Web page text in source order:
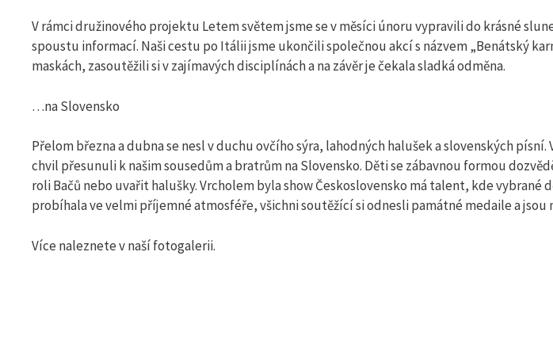
V rámci družinového projektu Letem světem jsme se v měsíci únoru vypravili do krásné
spoustu informací. Naši cestu po Itálii jsme ukončili společnou akcí s názvem „Benátský
maskách, zasoutěžili si v zajímavých disciplínách a na závěr je čekala sladká odměna.
…na Slovensko
Přelom března a dubna se nesl v duchu ovčího sýra, lahodných halušek a slovenských
chvil přesunuli k našim sousedům a bratrům na Slovensko. Děti se zábavnou formou
roli Bačů nebo uvařit halušky. Vrcholem byla show Československo má talent, kde vybrané
probíhala ve velmi příjemné atmosféře, všichni soutěžící si odnesli památné medaile a jsou
Více naleznete v naší fotogalerii.